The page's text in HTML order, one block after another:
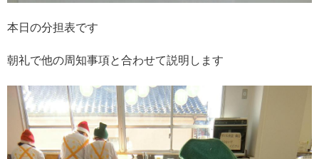
本日の分担表です
朝礼で他の周知事項と合わせて説明します